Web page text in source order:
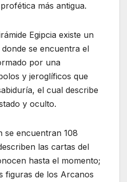
más antigua.
Egipcia existe un
se encuentra el
por una
y jeroglíficos que
el cual describe
y oculto.
se encuentran 108
las cartas del
hasta el momento;
figuras de los Arcanos